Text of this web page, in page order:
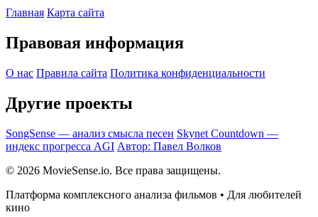
Главная Карта сайта
Правовая информация
О нас Правила сайта Политика конфиденциальности
Другие проекты
SongSense — анализ смысла песен Skynet Countdown —
индекс прогресса AGI Автор: Павел Волков
© 2026 MovieSense.io. Все права защищены.
Платформа комплексного анализа фильмов • Для любителей
кино